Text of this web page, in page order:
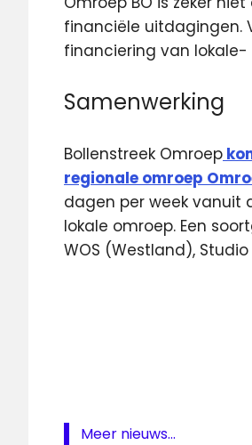
financiële uitdagingen.
financiering van
Samenwerking
Bollenstreek Omroep
regionale omroep
dagen per week vanuit
lokale omroep. Een
WOS (Westland),
Meer nieuws...